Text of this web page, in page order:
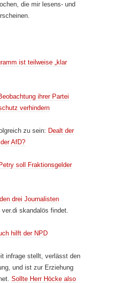
die mir lesens- und
ist teilweise „klar
ihrer Partei
verhindern
zu sein: Dealt der
AfD?
soll Fraktionsgelder
drei Journalisten
ver.di skandalös findet.
hilft der NPD
infrage stellt, verlässt den
und ist zur Erziehung
Sollte Herr Höcke also